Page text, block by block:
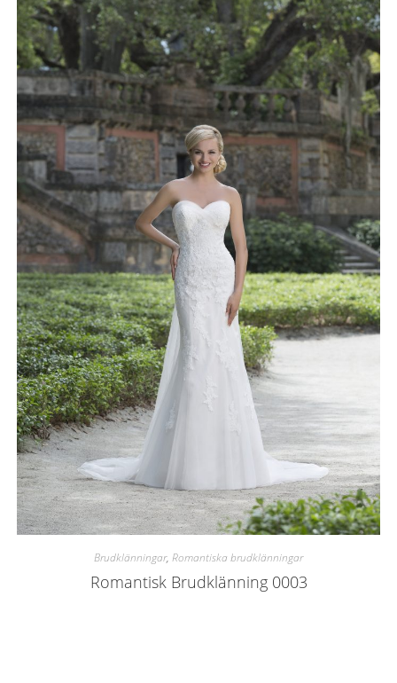
Brudklänningar, Romantiska brudklänningar
Romantisk Brudklänning 0003